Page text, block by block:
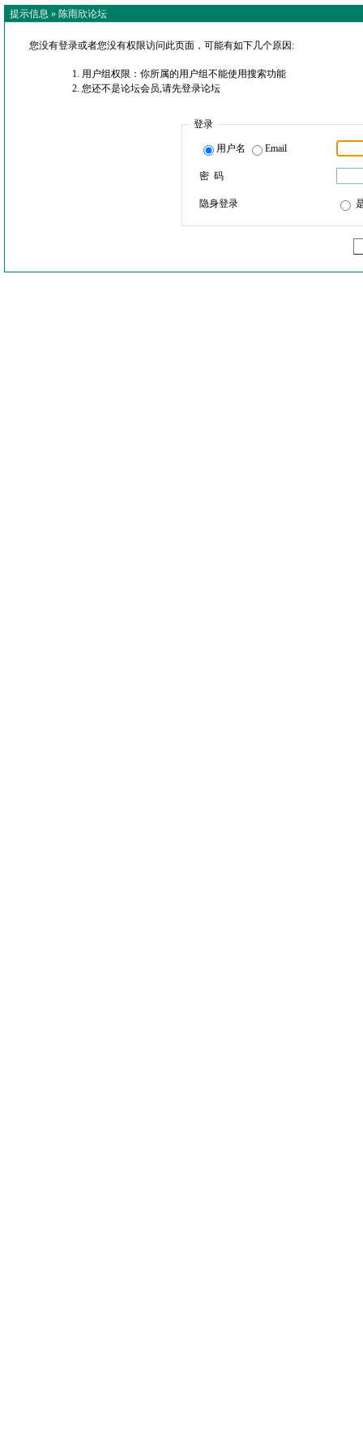
提示信息 » 陈雨欣论坛
您没有登录或者您没有权限访问此页面，可能有如下几个原因:
用户组权限：你所属的用户组不能使用搜索功能
您还不是论坛会员,请先登录论坛
登录
用户名 Email
密 码
隐身登录